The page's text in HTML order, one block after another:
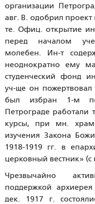
организации
авг. В. одобрил
те. Офиц. открытие
перед началом
молебен. Ин-т
неоднократно ему
студенческий фонд
уч-ще он
был избран 1-м
Петрограде работали
курсы, при мн.
изучения Закона
1918-1919 гг. в
церковный вестник» (с
Чрезвычайно
поддержкой
дек. 1917 г.